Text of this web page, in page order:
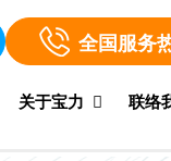
全国服务
关于宝力 联络